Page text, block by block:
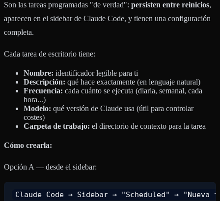
Son las tareas programadas "de verdad": persisten entre reinicios,
aparecen en el sidebar de Claude Code, y tienen una configuración
completa.
Cada tarea de escritorio tiene:
Nombre: identificador legible para ti
Descripción: qué hace exactamente (en lenguaje natural)
Frecuencia: cada cuánto se ejecuta (diaria, semanal, cada
hora...)
Modelo: qué versión de Claude usa (útil para controlar
costes)
Carpeta de trabajo: el directorio de contexto para la tarea
Cómo crearla:
Opción A — desde el sidebar: